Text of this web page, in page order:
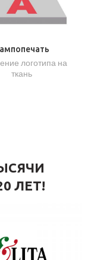
логотипа на
ткань
ЛЕТ!